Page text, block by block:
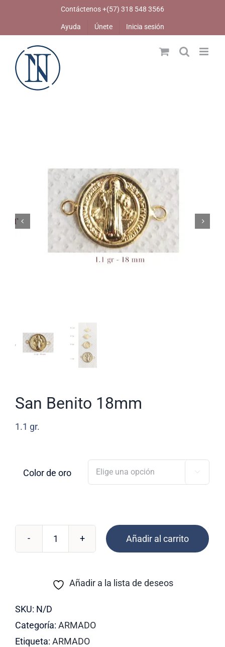
Contáctenos +(57) 318 548 3566
Ayuda Únete Inicia sesión
San Benito 18mm
1.1 gr.
Color de oro 
San
18mm
Añadir al carrito
Añadir a la lista de deseos
SKU: N/D
Categoría: ARMADO
Etiqueta: ARMADO